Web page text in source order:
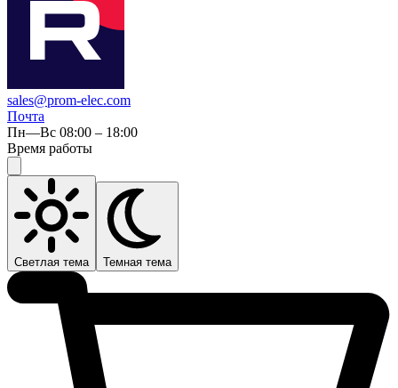
sales@prom-elec.com
Почта
Пн—Вс 08:00 – 18:00
Время работы
Светлая тема Темная тема